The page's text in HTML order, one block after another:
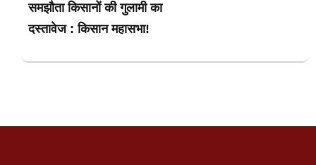
समझौता किसानों की गुलामी का
दस्तावेज : किसान महासभा!